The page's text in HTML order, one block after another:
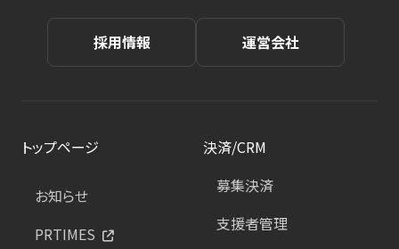
採用情報 運営会社
トップページ
お知らせ
PRTIMES
決済/CRM
募集決済
支援者管理